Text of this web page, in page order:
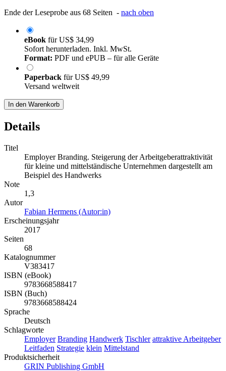
Ende der Leseprobe aus 68 Seiten - nach oben
eBook fürUS$ 34,99
Sofort herunterladen. Inkl. MwSt.
Format: PDF und ePUB – für alle Geräte
Paperback fürUS$ 49,99
Versand weltweit
In den Warenkorb
Details
Titel
Employer Branding. Steigerung der Arbeitgeberattraktivität
für kleine und mittelständische Unternehmen dargestellt am
Beispiel des Handwerks
Note
1,3
Autor
Fabian Hermens (Autor:in)
Erscheinungsjahr
2017
Seiten
68
Katalognummer
V383417
ISBN (eBook)
9783668588417
ISBN (Buch)
9783668588424
Sprache
Deutsch
Schlagworte
Employer Branding Handwerk Tischler attraktive Arbeitgeber
Leitfaden Strategie klein Mittelstand
Produktsicherheit
GRIN Publishing GmbH